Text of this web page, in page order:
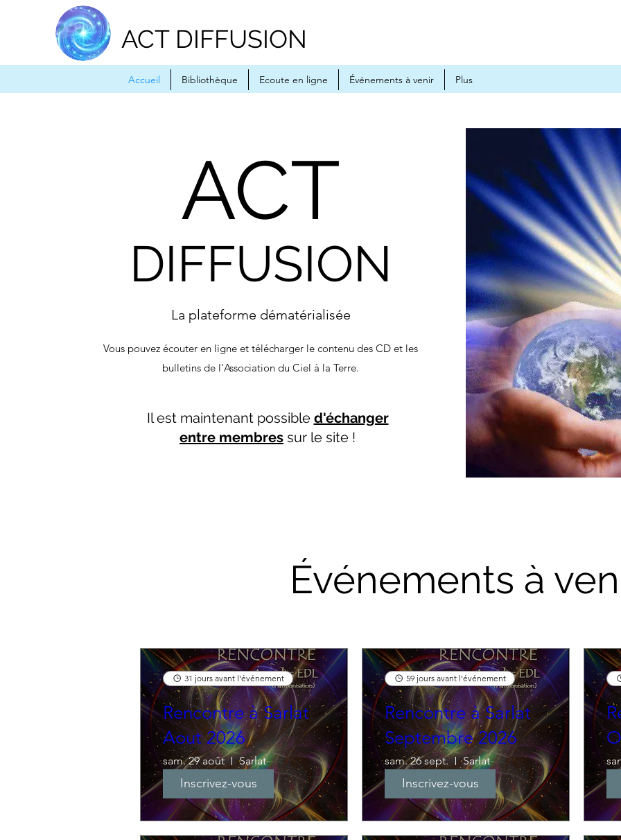
ACT DIFFUSION
Accueil Bibliothèque Ecoute en ligne Événements à venir Plus
ACT
DIFFUSION
La plateforme dématérialisée
Vous pouvez écouter en ligne et télécharger le contenu des CD et les
bulletins de l'Association du Ciel à la Terre.
Il est maintenant possible d'échanger
entre membres sur le site !
Événements à
31 jours avant l'événement
Rencontre à Sarlat
Aout 2026
sam. 29 août Sarlat
Inscrivez-vous
59 jours avant l'événement
Rencontre à Sarlat
Septembre 2026
sam. 26 sept. Sarlat
Inscrivez-vous